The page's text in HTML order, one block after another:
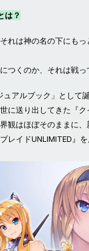
は？
れは神の名の下にも
つくのか、それは戦っ
アルブック」として
に送り出してきた『
観はほぼそのままに
レイドUNLIMITED』を